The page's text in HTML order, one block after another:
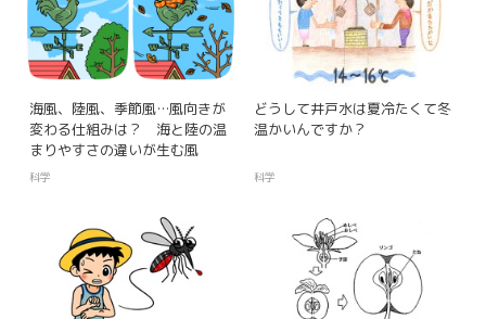
海風、陸風、季節風…風向きが
変わる仕組みは？ 海と陸の温
まりやすさの違いが生む風
科学
どうして井戸水は夏冷たくて冬
温かいんですか？
科学